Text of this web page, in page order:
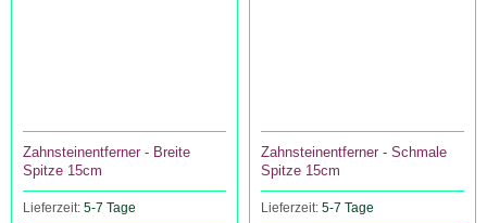
Zahnsteinentferner - Breite
Spitze 15cm
Lieferzeit: 5-7 Tage
Zahnsteinentferner - Schmale
Spitze 15cm
Lieferzeit: 5-7 Tage